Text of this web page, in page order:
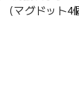
マグドット4